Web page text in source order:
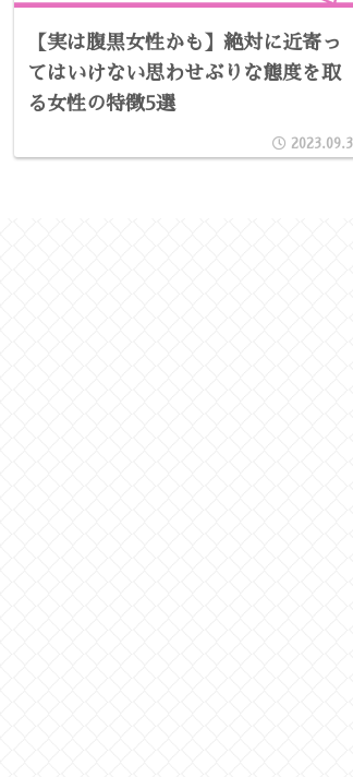
【実は腹黒女性かも】絶対に近寄っ
てはいけない思わせぶりな態度を取
る女性の特徴5選